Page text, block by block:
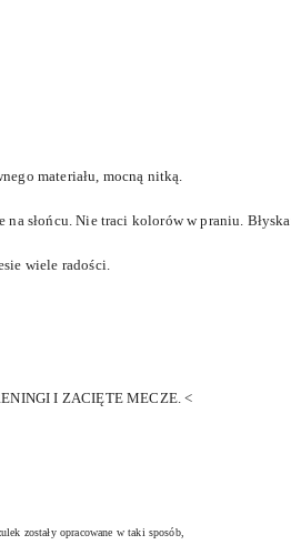
materiału, mocną nitką.
słońcu. Nie traci kolorów w praniu.
wiele radości.
I ZACIĘTE MECZE. <
zostały opracowane w taki sposób,